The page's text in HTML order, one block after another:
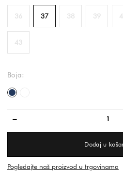
36 37 38 39
43
Boja:
tamno plava
bijela
Dodaj u
Pogledajte naš proizvod u trgovinama